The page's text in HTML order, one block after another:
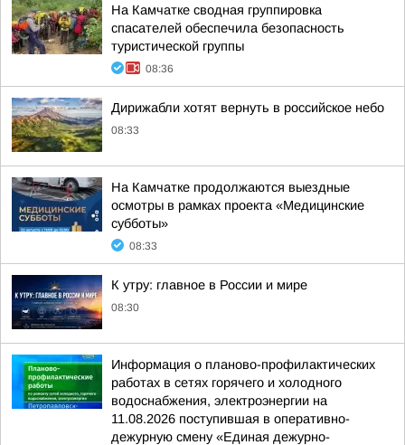
На Камчатке сводная группировка
спасателей обеспечила безопасность
туристической группы
08:36
Дирижабли хотят вернуть в российское небо
08:33
На Камчатке продолжаются выездные
осмотры в рамках проекта «Медицинские
субботы»
08:33
К утру: главное в России и мире
08:30
Информация о планово-профилактических
работах в сетях горячего и холодного
водоснабжения, электроэнергии на
11.08.2026 поступившая в оперативно-
дежурную смену «Единая дежурно-